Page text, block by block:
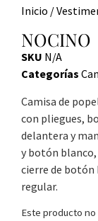
Inicio /
NOCINO
SKU N/A
Categorías
Camisa de
con pliegues,
delantera y
y botón
cierre de botón
regular.
Este producto